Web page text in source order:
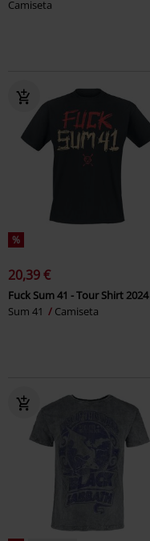
Camiseta
%
20,39 €
Fuck Sum 41 - Tour Shirt 2024
Sum 41
Camiseta